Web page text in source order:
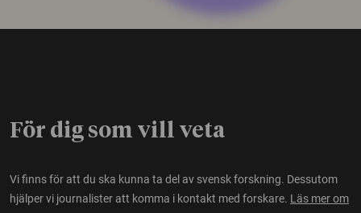
För dig som vill veta
Vi finns för att du ska kunna ta del av svensk forskning. Dessutom
hjälper vi journalister att komma i kontakt med forskare. Läs mer om